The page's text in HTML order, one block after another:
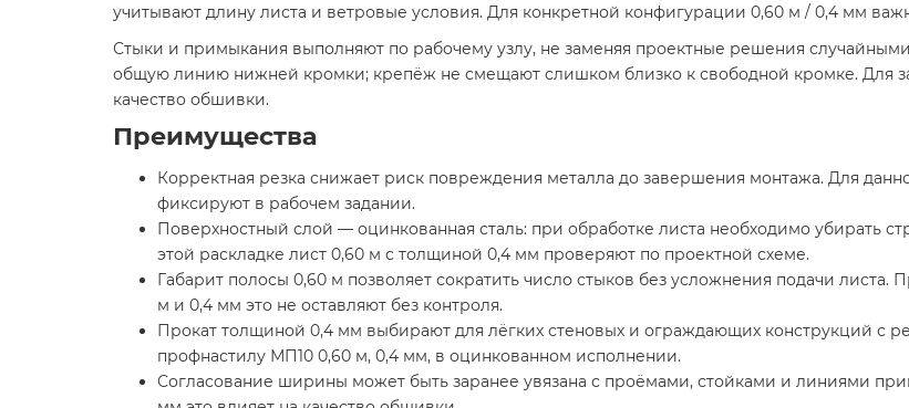
учитывают длину листа и ветровые условия. Для конкретной конфигурации 0,60 м / 0,4 мм
Стыки и примыкания выполняют по рабочему узлу, не заменяя проектные решения
общую линию нижней кромки; крепёж не смещают слишком близко к свободной кромке. Для
качество обшивки.
Преимущества
Корректная резка снижает риск повреждения металла до завершения монтажа. Для
фиксируют в рабочем задании.
Поверхностный слой — оцинкованная сталь: при обработке листа необходимо убирать
этой раскладке лист 0,60 м с толщиной 0,4 мм проверяют по проектной схеме.
Габарит полосы 0,60 м позволяет сократить число стыков без усложнения подачи
м и 0,4 мм это не оставляют без контроля.
Прокат толщиной 0,4 мм выбирают для лёгких стеновых и ограждающих конструкций с
профнастилу МП10 0,60 м, 0,4 мм, в оцинкованном исполнении.
Согласование ширины может быть заранее увязана с проёмами, стойками и линиями